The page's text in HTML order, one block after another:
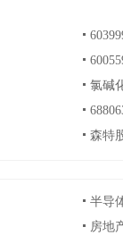
氯碱
森特
半导
房地